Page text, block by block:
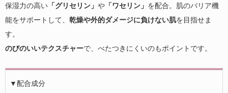
保湿力の高い 「グリセリン」 や 「ワセリン」 を配合。肌のバリア機
能をサポートして、 乾燥や外的ダメージに負けない肌を目指せま
す。
のびのいいテクスチャーで、べたつきにくいのもポイントです。
▼配合成分